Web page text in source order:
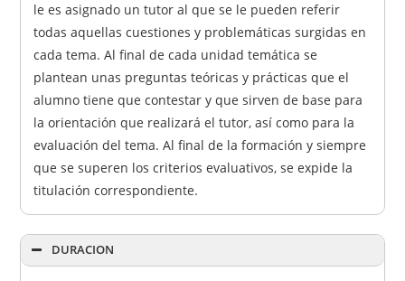
le es asignado un tutor al que se le pueden referir
todas aquellas cuestiones y problemáticas surgidas en
cada tema. Al final de cada unidad temática se
plantean unas preguntas teóricas y prácticas que el
alumno tiene que contestar y que sirven de base para
la orientación que realizará el tutor, así como para la
evaluación del tema. Al final de la formación y siempre
que se superen los criterios evaluativos, se expide la
titulación correspondiente.
DURACION